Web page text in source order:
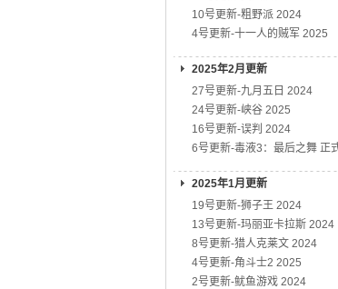
10号更新-粗野派 2024
4号更新-十一人的贼军 2025
2025年2月更新
27号更新-九月五日 2024
24号更新-峡谷 2025
16号更新-误判 2024
6号更新-毒液3：最后之舞 正式
2025年1月更新
19号更新-狮子王 2024
13号更新-玛丽亚卡拉斯 2024
8号更新-猎人克莱文 2024
4号更新-角斗士2 2025
2号更新-鱿鱼游戏 2024